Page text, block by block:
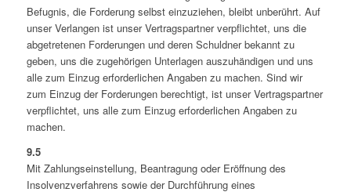
Befugnis, die Forderung selbst einzuziehen, bleibt unberührt. Auf
unser Verlangen ist unser Vertragspartner verpflichtet, uns die
abgetretenen Forderungen und deren Schuldner bekannt zu
geben, uns die zugehörigen Unterlagen auszuhändigen und uns
alle zum Einzug erforderlichen Angaben zu machen. Sind wir
zum Einzug der Forderungen berechtigt, ist unser Vertragspartner
verpflichtet, uns alle zum Einzug erforderlichen Angaben zu
machen.
9.5
Mit Zahlungseinstellung, Beantragung oder Eröffnung des
Insolvenzverfahrens sowie der Durchführung eines